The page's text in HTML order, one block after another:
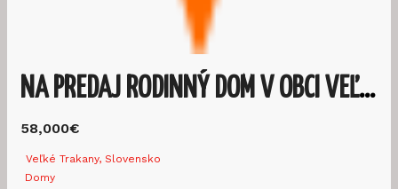
NA PREDAJ RODINNÝ DOM V OBCI VEĽKÉ TRAKANY
58,000€
Veľké Trakany, Slovensko
Domy